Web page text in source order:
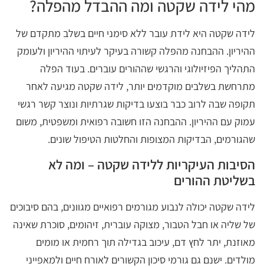
מהי לידה שקטה ומה ההבדל מהפלה?
לידה שקטה היא לידת עובר ללא סימני חיים בשלב מתקדם של
ההיריון. ההבחנה מהפלה קשורה בעיקר לעיתוי ההיריון ולעומק
התהליך הפיזיולוגי והרגשי שההורים עוברים. בעוד הפלה
מתרחשת בשלבים מוקדמים יותר, לידה שקטה מגיעה לאחר
תקופה שבה לרוב כבר בוצעו בדיקות שגרתיות ונוצר קשר רגשי
עמוק עם ההיריון. ההבחנה הזו חשובה רפואית ומשפטית, משום
שהגורמים, הבדיקות המצופות והחלטות הטיפול שונים.
הסיבות העיקריות ללידה שקטה – ומה לא
בשליטת ההורים
לידה שקטה יכולה לנבוע מגורמים רפואיים מגוונים, בהם סיבוכים
של שליה או חבל הטבור, מצוקה עוברית, זיהומים, סוכרת שאינה
מאוזנת, יתר לחץ דם, עיכוב בגדילה תוך רחמית או מומים
מולדים. ישנם גם גורמי סיכון הקשורים לאורח חיים ולמאפייני